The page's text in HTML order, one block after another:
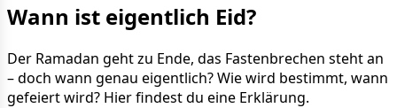
Wann ist eigentlich Eid?
Der Ramadan geht zu Ende, das Fastenbrechen steht an
– doch wann genau eigentlich? Wie wird bestimmt, wann
gefeiert wird? Hier findest du eine Erklärung.